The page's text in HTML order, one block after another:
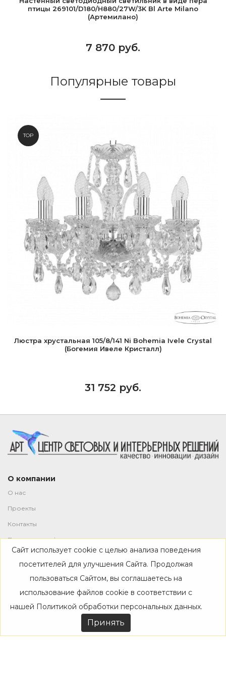
птицы 269101/D180/H880/27W/3K Bl Arte Milano
(Артемилано)
7 870 руб.
Популярные товары
TOP
Люстра хрустальная 105/8/141 Ni Bohemia Ivele Crystal
(Богемия Ивеле Кристалл)
31 752 руб.
О компании
О нас
Проекты
Контакты
Политика конфиденциальности
Магазин
Каталог
Дизайнерам
Акции
Сайт использует cookie с целью анализа поведения
посетителей для улучшения Сайта. Продолжая
пользоваться Сайтом, вы соглашаетесь на
использование файлов cookie в соответствии с
нашей Политикой обработки персональных данных.
Принять